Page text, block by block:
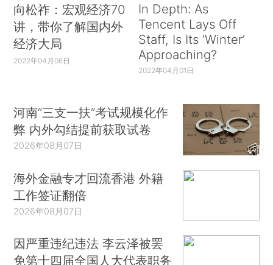
向松祚：宏观经济70
讲，带你了解国内外
经济大局
2022年04月06日
In Depth: As
Tencent Lays Off
Staff, Is Its ‘Winter’
Approaching?
2022年04月01日
河南“三支一扶”考试规模化作
弊 内外勾结提前获取试卷
2026年08月07日
海外金融专才回流香港 外籍
工作签证翻倍
2026年08月07日
因严重违纪违法 李云泽被罢
免第十四届全国人大代表职务